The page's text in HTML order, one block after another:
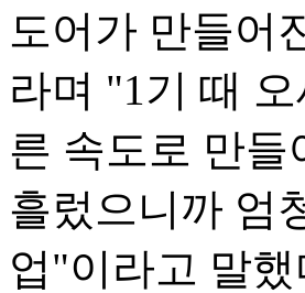
도어가 만들어
라며 "1기 때
른 속도로 만들
흘렀으니까 엄
업"이라고 말했